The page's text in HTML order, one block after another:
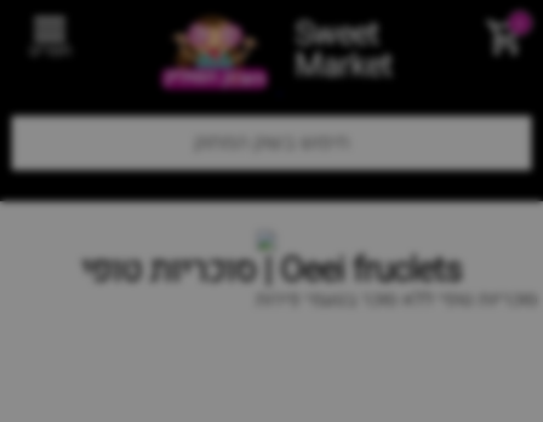
Sweet
Market תפריט
Oeei fruclets | סוכריות טופי
סוכריות טופי ללא סוכר בטעמי פירות